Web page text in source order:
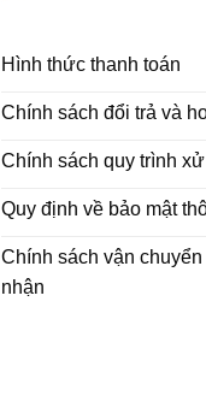
Hình thức thanh toán
Chính sách đổi trả và
Chính sách quy trình
Quy định về bảo mật
Chính sách vận
nhận